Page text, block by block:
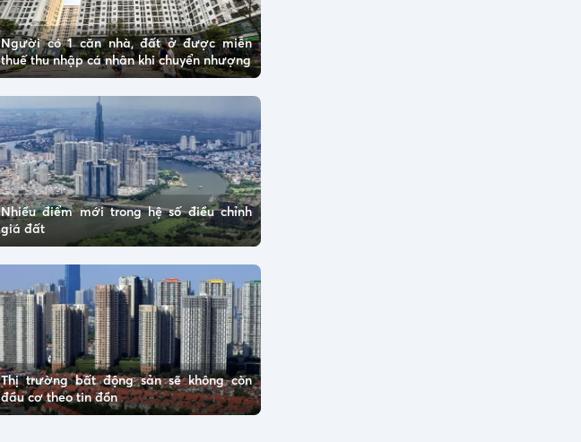
Người có 1 căn nhà, đất ở được miễn
thuế thu nhập cá nhân khi chuyển nhượng
Nhiều điểm mới trong hệ số điều chỉnh
giá đất
Thị trường bất động sản sẽ không còn
đầu cơ theo tin đồn